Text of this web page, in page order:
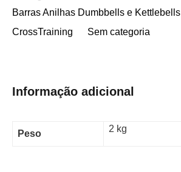
Barras Anilhas Dumbbells e Kettlebells
CrossTraining
Sem categoria
Informação adicional
Peso 2 kg